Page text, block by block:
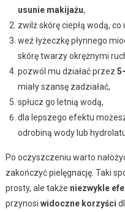
usunie makijażu,
zwilż skórę ciepłą wodą, co
weź łyżeczkę płynnego
skórę twarzy okrężnymi
pozwól mu działać przez
miały szansę zadziałać,
spłucz go letnią wodą,
dla lepszego efektu
odrobiną wody lub
Po oczyszczeniu warto
zakończyć pielęgnację. Taki
prosty, ale także niezwykle
przynosi widoczne korzyści